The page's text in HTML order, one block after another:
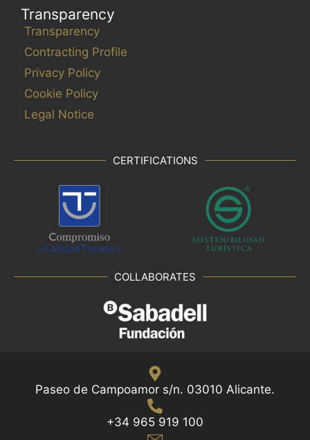
Transparency
Transparency
Contracting Profile
Privacy Policy
Cookie Policy
Legal Notice
CERTIFICATIONS
COLLABORATES
Paseo de Campoamor s/n. 03010 Alicante.
+34 965 919 100